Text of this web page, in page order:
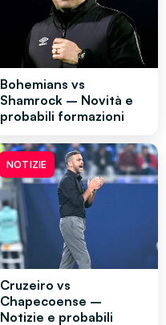
Bohemians vs
Shamrock – Novità e
probabili formazioni
NOTIZIE
Cruzeiro vs
Chapecoense –
Notizie e probabili